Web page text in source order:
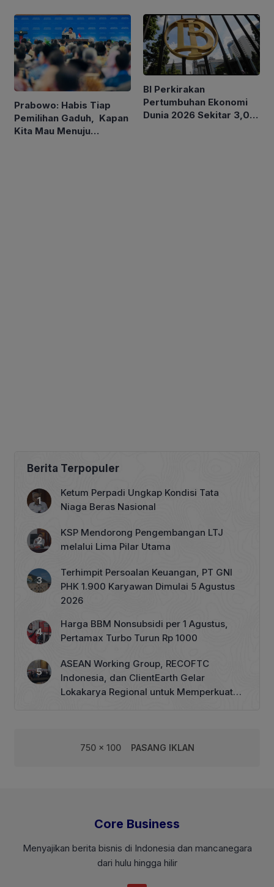
GT
Prabowo: Habis Tiap
Pemilihan Gaduh, Kapan
Kita Mau Menuju
BI Perkirakan
Pertumbuhan Ekonomi
Dunia 2026 Sekitar 3,0
Berita Terpopuler
Ketum Perpadi Ungkap Kondisi Tata
Niaga Beras Nasional
KSP Mendorong Pengembangan LTJ
melalui Lima Pilar Utama
Terhimpit Persoalan Keuangan, PT GNI
PHK 1.900 Karyawan Dimulai 5 Agustus
2026
Harga BBM Nonsubsidi per 1 Agustus,
Pertamax Turbo Turun Rp 1000
ASEAN Working Group, RECOFTC
Indonesia, dan ClientEarth Gelar
Lokakarya Regional untuk Memperkuat
750 x 100 PASANG IKLAN
Core Business
Menyajikan berita bisnis di Indonesia dan mancanegara
dari hulu hingga hilir